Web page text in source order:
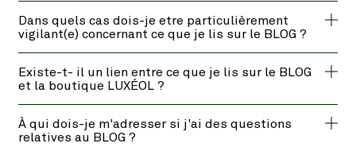
Dans quels cas dois-je etre particulièrement
vigilant(e) concernant ce que je lis sur le BLOG ?
Existe-t- il un lien entre ce que je lis sur le BLOG
et la boutique LUXÉOL ?
À qui dois-je m'adresser si j'ai des questions
relatives au BLOG ?